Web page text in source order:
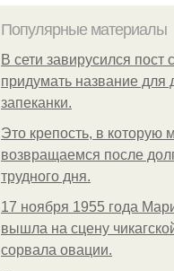
Популярные материалы
В сети завирусился пост
придумать название
запеканки.
Это крепость, в которую
возвращаемся после
трудного дня.
17 ноября 1955 года
вышла на сцену
сорвала овации.